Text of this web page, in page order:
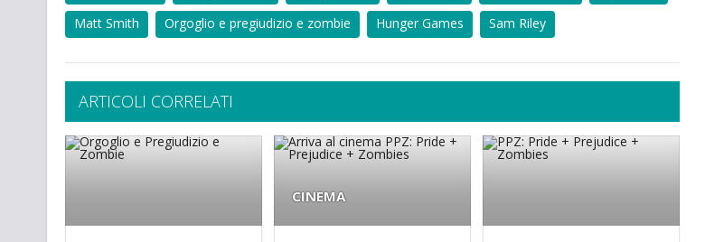
Matt Smith
Orgoglio e pregiudizio e zombie Hunger Games Sam Riley
ARTICOLI CORRELATI
CINEMA